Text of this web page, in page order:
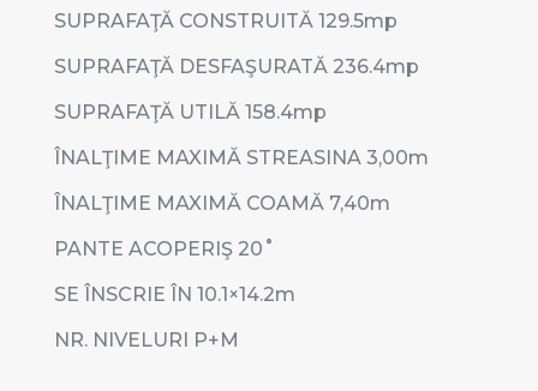
SUPRAFAŢĂ CONSTRUITĂ 129.5mp
SUPRAFAŢĂ DESFAŞURATĂ 236.4mp
SUPRAFAŢĂ UTILĂ 158.4mp
ÎNALŢIME MAXIMĂ STREASINA 3,00m
ÎNALŢIME MAXIMĂ COAMĂ 7,40m
PANTE ACOPERIŞ 20˚
SE ÎNSCRIE ÎN 10.1×14.2m
NR. NIVELURI P+M